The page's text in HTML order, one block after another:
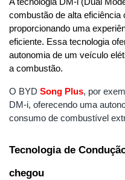
combustão de alta eficiência
proporcionando uma
eficiente. Essa tecnologia
autonomia de um veículo
a combustão.
O BYD Song Plus, por
DM-i, oferecendo uma
consumo de combustível
Tecnologia de
chegou